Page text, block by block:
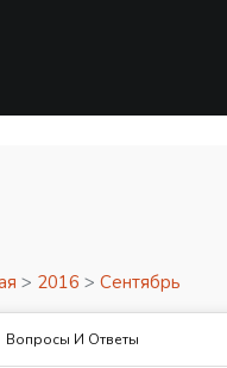
> 2016 > Сентябрь
Вопросы И Ответы